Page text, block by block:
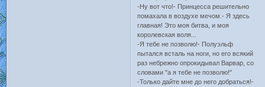
-Ну вот что!- Принцесса решительно
помахала в воздухе мечом.- Я здесь
главная! Это моя битва, и моя
королевская воля...
-Я тебе не позволю!- Полуэльф
пытался всталь на ноги, но его всякий
раз небрежно опрокидывал Варвар, со
словами "а я тебе не позволю!"
-Только дайте мне до него добраться!-